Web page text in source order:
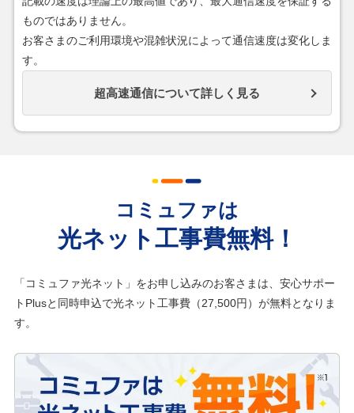
ものではありません。
お客さまのご利用環境や混雑状況によって通信速度は変化しま
す。
超高速通信について詳しく見る
コミュファは
光ネット工事費無料！
「コミュファ光ネット」をお申し込みのお客さまは、安心サポー
トPlusと同時申込で光ネット工事費（27,500円）が無料となりま
す。